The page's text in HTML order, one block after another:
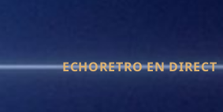
ECHORETRO EN DIRECT